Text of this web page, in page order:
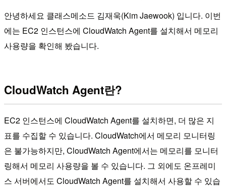
안녕하세요 클래스메소드 김재욱(Kim Jaewook) 입니다. 이번
에는 EC2 인스턴스에 CloudWatch Agent를 설치해서 메모리
사용량을 확인해 봤습니다.
CloudWatch Agent란?
EC2 인스턴스에 CloudWatch Agent를 설치하면, 더 많은 지
표를 수집할 수 있습니다. CloudWatch에서 메모리 모니터링
은 불가능하지만, CloudWatch Agent에서는 메모리를 모니터
링해서 메모리 사용량을 볼 수 있습니다. 그 외에도 온프레미
스 서버에서도 CloudWatch Agent를 설치해서 사용할 수 있습